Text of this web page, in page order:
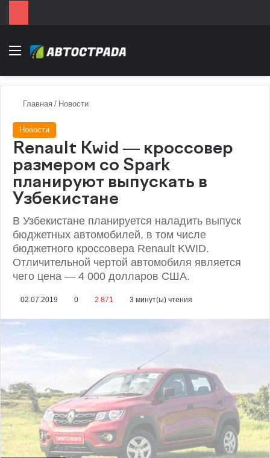
Menu
Главная / Новости
Новости
Renault Kwid — кроссовер
размером со Spark
планируют выпускать в
Узбекистане
В Узбекистане планируется наладить выпуск
бюджетных автомобилей, в том числе
бюджетного кроссовера Renault KWID.
Отличительной чертой автомобиля является
чего цена — 4 000 долларов США.
02.07.2019 0 2 871 3 минут(ы) чтения